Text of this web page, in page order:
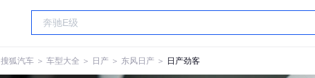
搜狐汽车 ＞ 车型大全 ＞ 日产 ＞ 东风日产 ＞ 日产劲客